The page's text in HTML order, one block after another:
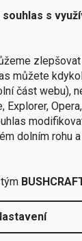
s
můžete
část webu),
Explorer,
dolním rohu
údajů
.